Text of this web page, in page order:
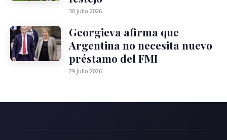
30 julio 2026
Georgieva afirma que
Argentina no necesita nuevo
préstamo del FMI
29 julio 2026